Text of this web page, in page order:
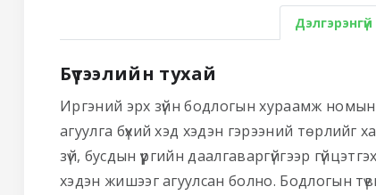
Дэлгэрэнгүй
Бүтээлийн тухай
Иргэний эрх зүйн бодлогын хураамж номын
агуулга бүхий хэд хэдэн гэрээний төрлийг
зүй, бусдын үүргийн даалгаваргүйгээр
хэдэн жишээг агуулсан болно. Бодлогын